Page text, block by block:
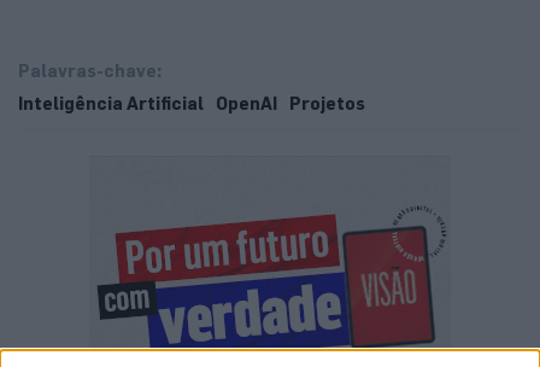
Palavras-chave:
Inteligência Artificial
OpenAI Projetos